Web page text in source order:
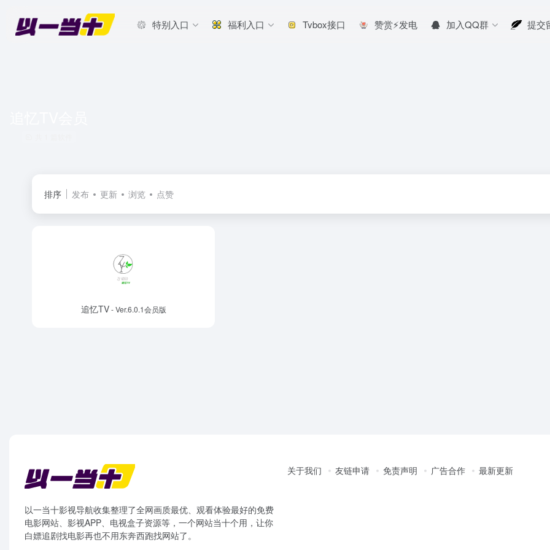
特别入口 福利入口 Tvbox接口 赞赏⚡发电 加入QQ群 提交
排序 发布 更新 浏览 点赞
追忆TV- Ver.6.0.1会员版
以一当十影视导航收集整理了全网画质最优、观看体验最好的免费
电影网站、影视APP、电视盒子资源等，一个网站当十个用，让你
白嫖追剧找电影再也不用东奔西跑找网站了。
关于我们 友链申请 免责声明 广告合作 最新更新